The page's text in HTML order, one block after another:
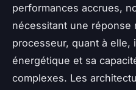
performances accrues,
nécessitant une réponse
processeur, quant à
énergétique et sa
complexes. Les